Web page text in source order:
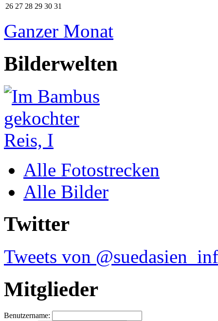
26 27 28 29 30 31
Ganzer Monat
Bilderwelten
Alle Fotostrecken
Alle Bilder
Twitter
Tweets von
Mitglieder
Benutzername: